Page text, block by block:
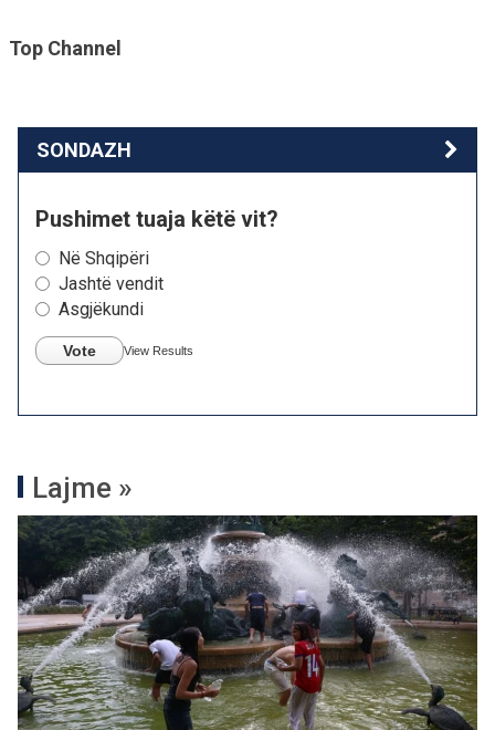
Top Channel
SONDAZH
Pushimet tuaja këtë vit?
Në Shqipëri
Jashtë vendit
Asgjëkundi
Vote View Results
Lajme »